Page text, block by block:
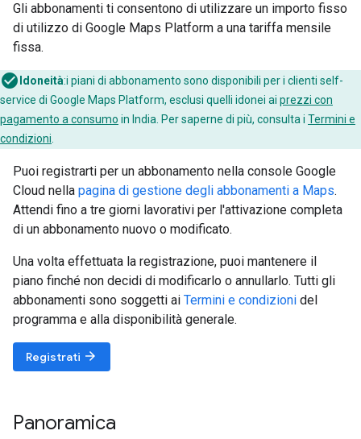
Gli abbonamenti ti consentono di utilizzare un importo fisso
di utilizzo di Google Maps Platform a una tariffa mensile
fissa.
Idoneità:i piani di abbonamento sono disponibili per i clienti self-
service di Google Maps Platform, esclusi quelli idonei ai prezzi con
pagamento a consumo in India. Per saperne di più, consulta i Termini e
condizioni
Puoi registrarti per un abbonamento nella console Google
Cloud nella pagina di gestione degli abbonamenti a Maps.
Attendi fino a tre giorni lavorativi per l'attivazione completa
di un abbonamento nuovo o modificato.
Una volta effettuata la registrazione, puoi mantenere il
piano finché non decidi di modificarlo o annullarlo. Tutti gli
abbonamenti sono soggetti ai Termini e condizioni del
programma e alla disponibilità generale.
Registrati arrow_forward
Panoramica